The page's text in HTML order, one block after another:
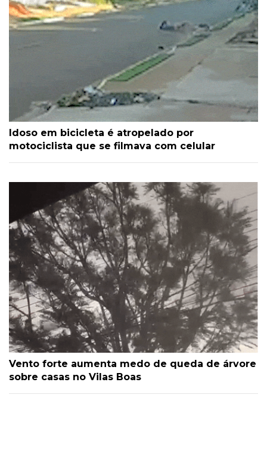
Idoso em bicicleta é atropelado por
motociclista que se filmava com celular
Vento forte aumenta medo de queda de árvore
sobre casas no Vilas Boas